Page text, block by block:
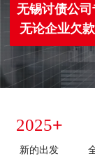
无锡讨债公
无论企业欠
2025+
新的出发